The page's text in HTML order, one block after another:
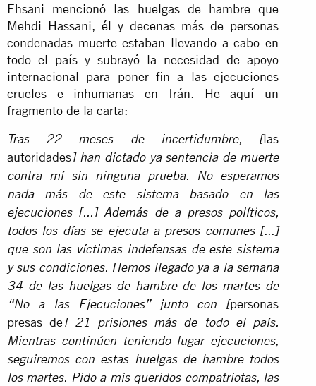
Ehsani mencionó las huelgas de hambre que
Mehdi Hassani, él y decenas más de personas
condenadas muerte estaban llevando a cabo en
todo el país y subrayó la necesidad de apoyo
internacional para poner fin a las ejecuciones
crueles e inhumanas en Irán. He aquí un
fragmento de la carta:
Tras 22 meses de incertidumbre, [las
autoridades] han dictado ya sentencia de muerte
contra mí sin ninguna prueba. No esperamos
nada más de este sistema basado en las
ejecuciones [...] Además de a presos políticos,
todos los días se ejecuta a presos comunes [...]
que son las víctimas indefensas de este sistema
y sus condiciones. Hemos llegado ya a la semana
34 de las huelgas de hambre de los martes de
“No a las Ejecuciones” junto con [personas
presas de] 21 prisiones más de todo el país.
Mientras continúen teniendo lugar ejecuciones,
seguiremos con estas huelgas de hambre todos
los martes. Pido a mis queridos compatriotas, las